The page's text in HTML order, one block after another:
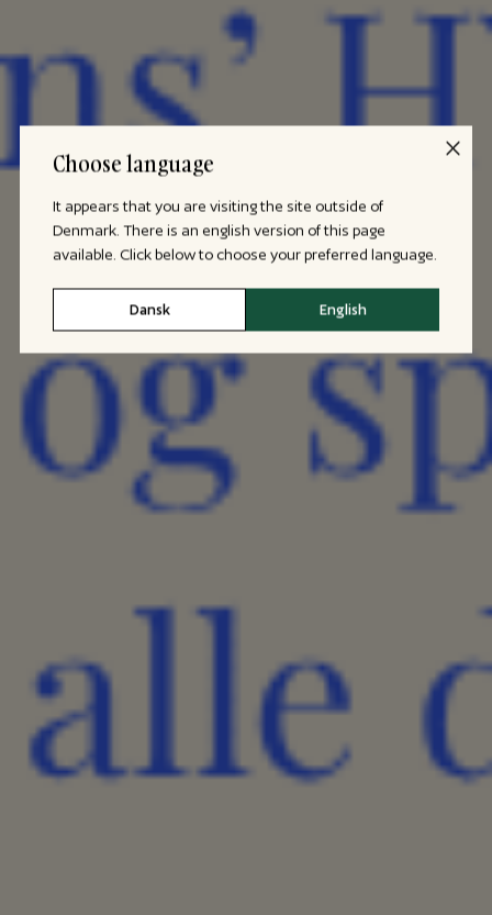
Choose language
It appears that you are visiting the site outside of
Denmark. There is an english version of this page
available. Click below to choose your preferred language.
Dansk English